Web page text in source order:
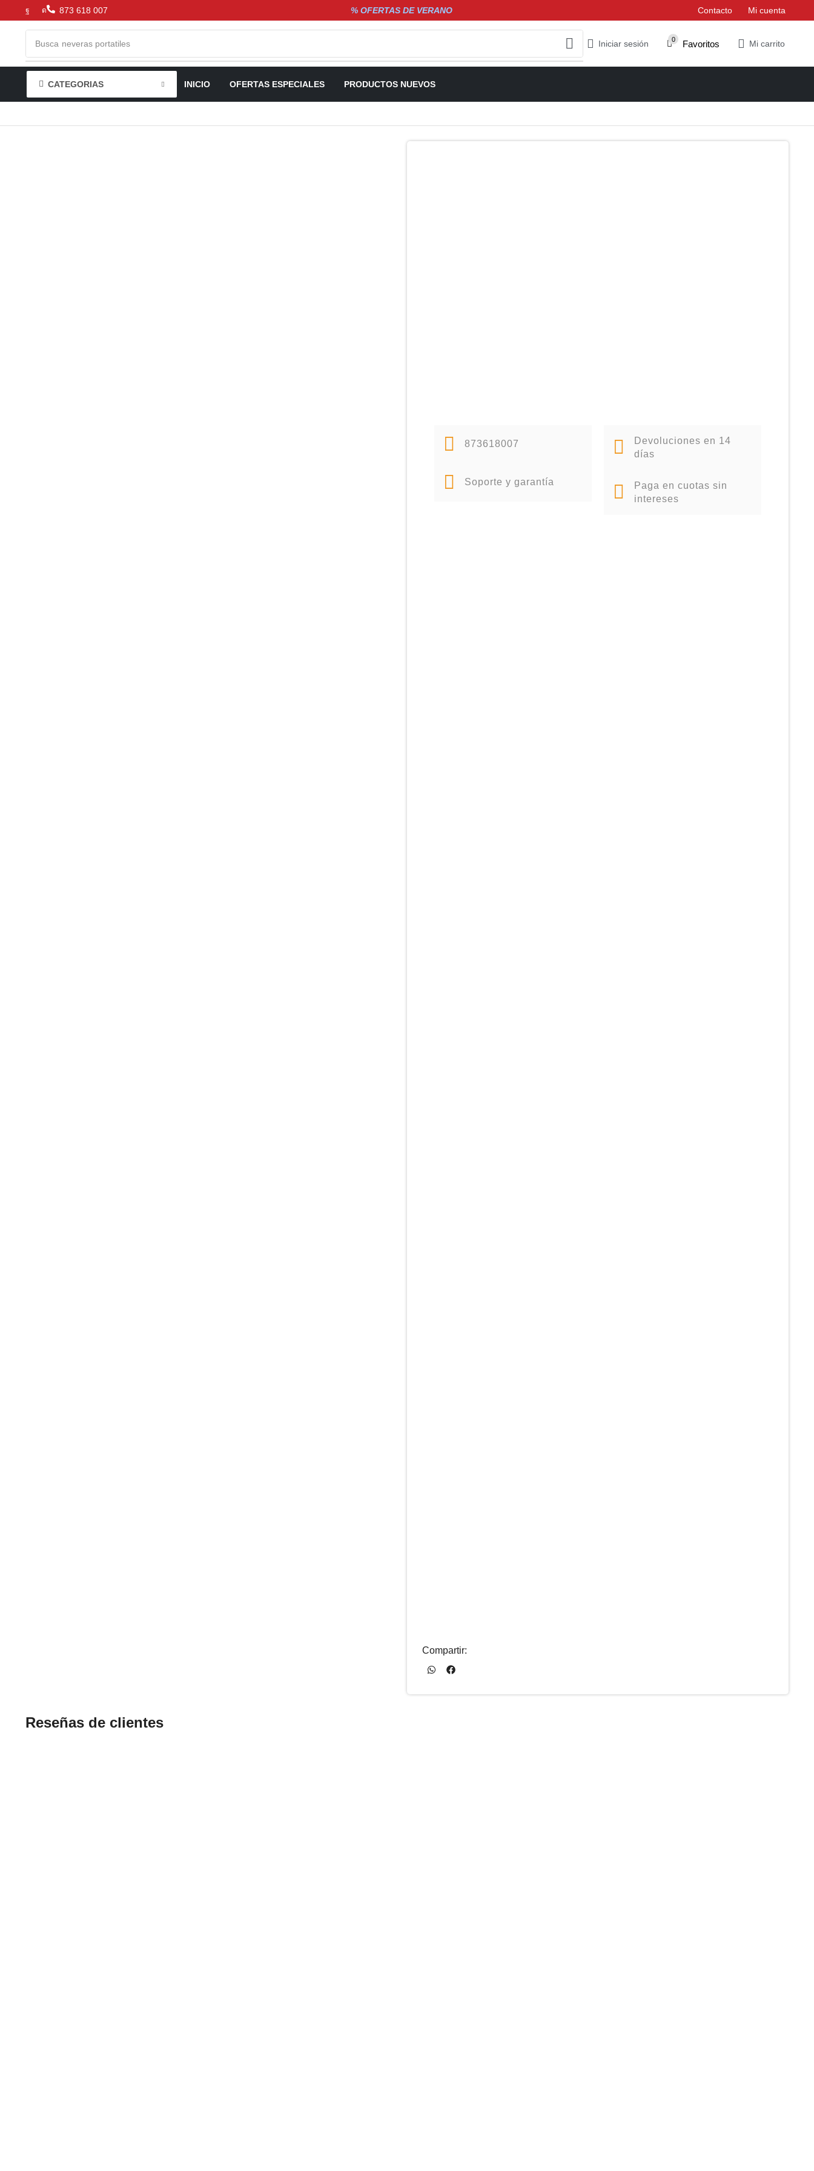
873 618 007 % OFERTAS DE VERANO Contacto Mi cuenta
Busca neveras portatiles Iniciar sesión 0 Favoritos Mi carrito
CATEGORIAS INICIO OFERTAS ESPECIALES PRODUCTOS NUEVOS
873618007
Soporte y garantía
Devoluciones en 14
días
Paga en cuotas sin
intereses
Compartir:
Reseñas de clientes